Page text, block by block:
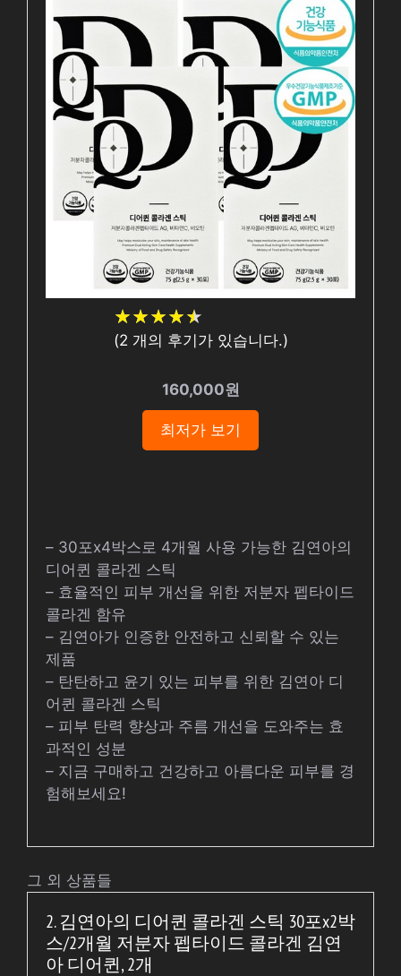
★★★★★
★★★★★
(2 개의 후기가 있습니다.)
160,000원
최저가 보기
– 30포x4박스로 4개월 사용 가능한 김연아의
디어퀸 콜라겐 스틱
– 효율적인 피부 개선을 위한 저분자 펩타이드
콜라겐 함유
– 김연아가 인증한 안전하고 신뢰할 수 있는
제품
– 탄탄하고 윤기 있는 피부를 위한 김연아 디
어퀸 콜라겐 스틱
– 피부 탄력 향상과 주름 개선을 도와주는 효
과적인 성분
– 지금 구매하고 건강하고 아름다운 피부를 경
험해보세요!
그 외 상품들
2. 김연아의 디어퀸 콜라겐 스틱 30포x2박
스/2개월 저분자 펩타이드 콜라겐 김연
아 디어퀸, 2개